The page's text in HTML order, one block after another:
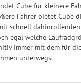
Cube für kleinere
Fahrer bietet Cube
schnell
egal welche
immer mit dem für
unterwegs.